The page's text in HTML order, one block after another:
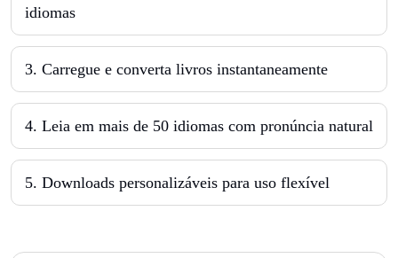
idiomas
3. Carregue e converta livros instantaneamente
4. Leia em mais de 50 idiomas com pronúncia natural
5. Downloads personalizáveis para uso flexível